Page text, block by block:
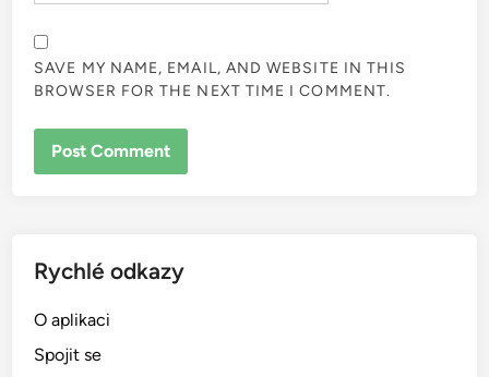
SAVE MY NAME, EMAIL, AND WEBSITE IN THIS
BROWSER FOR THE NEXT TIME I COMMENT.
Rychlé odkazy
O aplikaci
Spojit se